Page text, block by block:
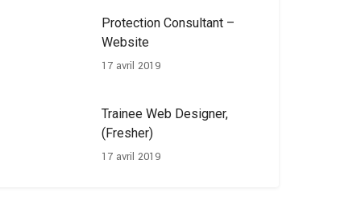
Protection Consultant –
Website
17 avril 2019
Trainee Web Designer,
(Fresher)
17 avril 2019